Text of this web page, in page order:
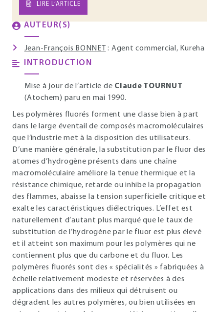
LIRE L’ARTICLE
AUTEUR(S)
Jean-François BONNET : Agent commercial, Kureha
INTRODUCTION
Mise à jour de l’article de Claude TOURNUT
(Atochem) paru en mai 1990.
Les polymères fluorés forment une classe bien à part
dans le large éventail de composés macromoléculaires
que l’industrie met à la disposition des utilisateurs.
D’une manière générale, la substitution par le fluor des
atomes d’hydrogène présents dans une chaîne
macromoléculaire améliore la tenue thermique et la
résistance chimique, retarde ou inhibe la propagation
des flammes, abaisse la tension superficielle critique et
exalte les caractéristiques diélectriques. L’effet est
naturellement d’autant plus marqué que le taux de
substitution de l’hydrogène par le fluor est plus élevé
et il atteint son maximum pour les polymères qui ne
contiennent plus que du carbone et du fluor. Les
polymères fluorés sont des « spécialités » fabriquées à
échelle relativement modeste et réservées à des
applications dans des milieux qui détruisent ou
dégradent les autres polymères, ou bien utilisées en